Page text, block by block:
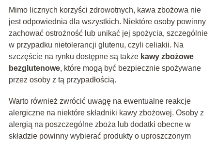
Mimo licznych korzyści zdrowotnych, kawa zbożowa nie
jest odpowiednia dla wszystkich. Niektóre osoby powinny
zachować ostrożność lub unikać jej spożycia, szczególnie
w przypadku nietolerancji glutenu, czyli celiakii. Na
szczęście na rynku dostępne są także kawy zbożowe
bezglutenowe, które mogą być bezpiecznie spożywane
przez osoby z tą przypadłością.
Warto również zwrócić uwagę na ewentualne reakcje
alergiczne na niektóre składniki kawy zbożowej. Osoby z
alergią na poszczególne zboża lub dodatki obecne w
składzie powinny wybierać produkty o uproszczonym